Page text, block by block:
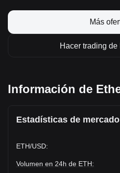
Más
Hacer trading
Información de
Estadísticas de
ETH/USD:
Volumen en 24h de ETH: